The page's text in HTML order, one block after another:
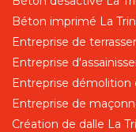
Béton imprimé La
Entreprise de
Entreprise
Entreprise démolition
Entreprise de
Création de dalle La